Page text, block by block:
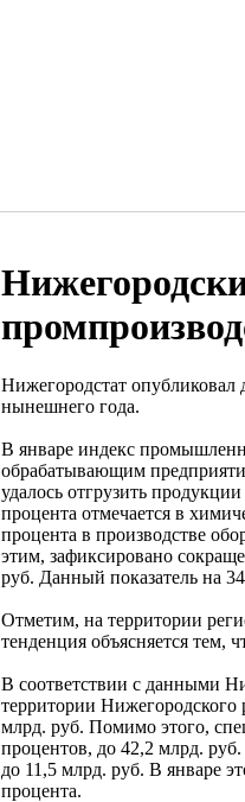
Нижегородстат опубликовал
нынешнего года.
В январе индекс
обрабатывающим
удалось отгрузить
процента отмечается в
процента в производстве
этим, зафиксировано
руб. Данный показатель на
Отметим, на территории
тенденция объясняется
В соответствии с данными
территории Нижегородского
млрд. руб. Помимо этого,
процентов, до 42,2 млрд.
до 11,5 млрд. руб. В январе
процента.